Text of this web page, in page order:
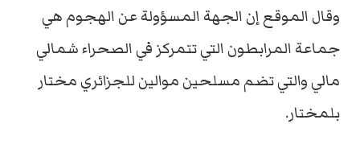
وقال الموقع إن الجهة المسؤولة عن الهجوم هي
جماعة المرابطون التي تتمركز في الصحراء شمالي
مالي والتي تضم مسلحين موالين للجزائري مختار
بلمختار.